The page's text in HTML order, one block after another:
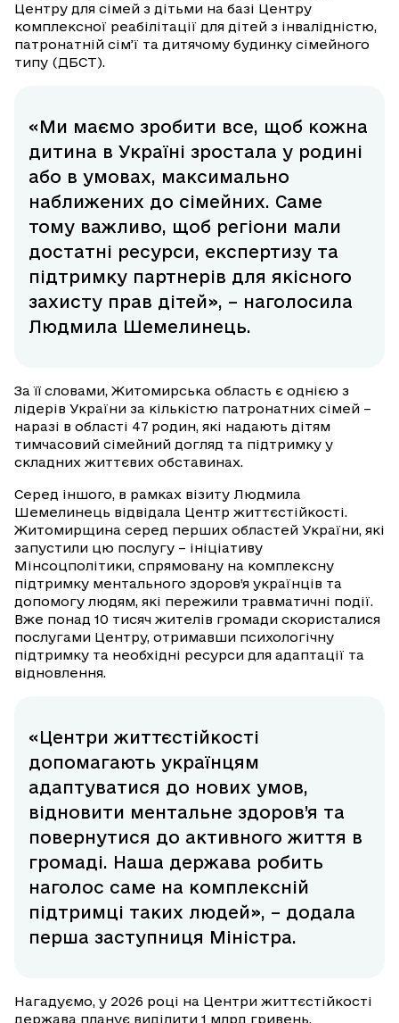
Центру для сімей з дітьми на базі Центру
комплексної реабілітації для дітей з інвалідністю,
патронатній сім’ї та дитячому будинку сімейного
типу (ДБСТ).
«Ми маємо зробити все, щоб кожна
дитина в Україні зростала у родині
або в умовах, максимально
наближених до сімейних. Саме
тому важливо, щоб регіони мали
достатні ресурси, експертизу та
підтримку партнерів для якісного
захисту прав дітей», – наголосила
Людмила Шемелинець.
За її словами, Житомирська область є однією з
лідерів України за кількістю патронатних сімей –
наразі в області 47 родин, які надають дітям
тимчасовий сімейний догляд та підтримку у
складних життєвих обставинах.
Серед іншого, в рамках візиту Людмила
Шемелинець відвідала Центр життєстійкості.
Житомирщина серед перших областей України, які
запустили цю послугу – ініціативу
Мінсоцполітики, спрямовану на комплексну
підтримку ментального здоров’я українців та
допомогу людям, які пережили травматичні події.
Вже понад 10 тисяч жителів громади скористалися
послугами Центру, отримавши психологічну
підтримку та необхідні ресурси для адаптації та
відновлення.
«Центри життєстійкості
допомагають українцям
адаптуватися до нових умов,
відновити ментальне здоров’я та
повернутися до активного життя в
громаді. Наша держава робить
наголос саме на комплексній
підтримці таких людей», – додала
перша заступниця Міністра.
Нагадуємо, у 2026 році на Центри життєстійкості
держава планує виділити 1 млрд гривень.